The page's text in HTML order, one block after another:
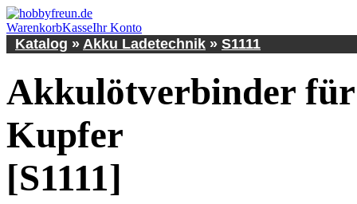
WarenkorbKasseIhr Konto
Katalog » Akku Ladetechnik » S1111
Akkulötverbinder
Kupfer
[S1111]